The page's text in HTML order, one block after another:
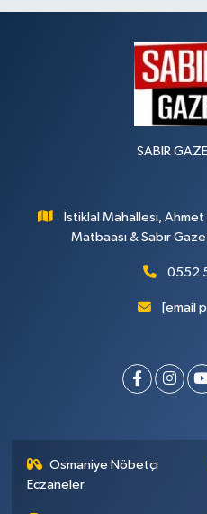
SABIR
İstiklal Mahallesi,
Matbaası & Sabır
0552
[email
Osmaniye Nöbetçi
Eczaneler